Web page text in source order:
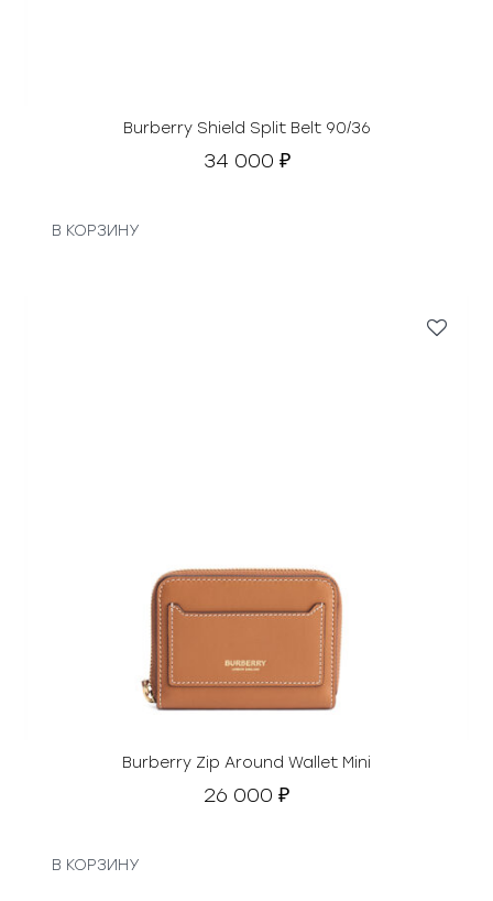
Burberry Shield Split Belt 90/36
34 000 ₽
В КОРЗИНУ
Burberry Zip Around Wallet Mini
26 000 ₽
В КОРЗИНУ